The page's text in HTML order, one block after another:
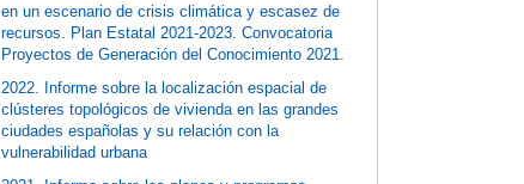
en un escenario de crisis climática y escasez de
recursos. Plan Estatal 2021-2023. Convocatoria
Proyectos de Generación del Conocimiento 2021.
2022. Informe sobre la localización espacial de
clústeres topológicos de vivienda en las grandes
ciudades españolas y su relación con la
vulnerabilidad urbana